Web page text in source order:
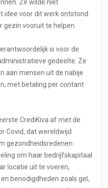
Ze wilde niet
idee voor dit werk ontstond
gezin vooruit te helpen.
is voor de
gedeelte. Ze
aan mensen uit de nabije
met betaling per contant
CrediKiva af met de
Covid, dat wereldwijd
gezondheidsredenen
om haar bedrijfskapitaal
locatie uit te voeren,
benodigdheden zoals gel,